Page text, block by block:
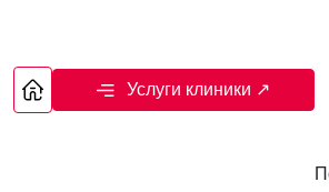
Услуги клиники ↗